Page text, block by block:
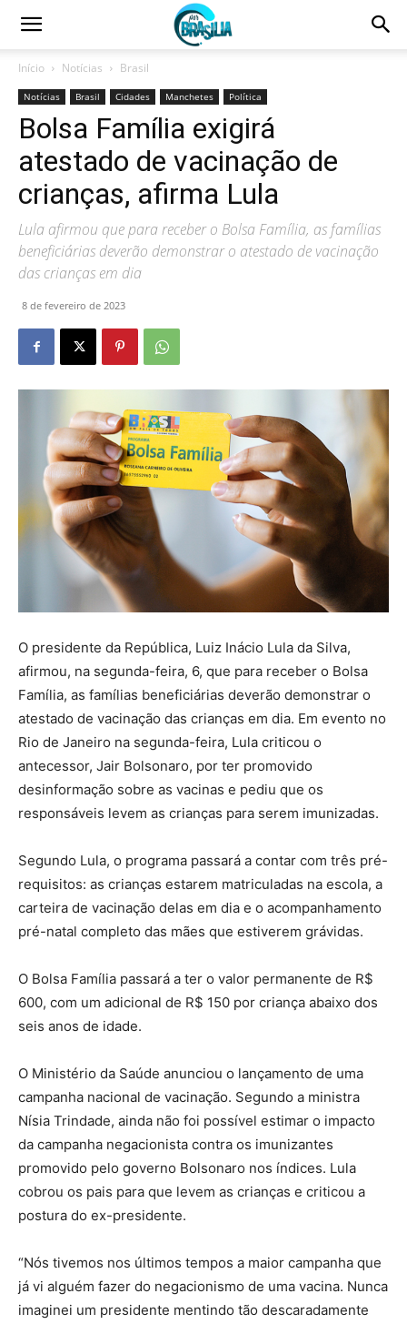
Início Notícias Brasil
Notícias Brasil Cidades Manchetes Política
Bolsa Família exigirá
atestado de vacinação de
crianças, afirma Lula
Lula afirmou que para receber o Bolsa Família, as famílias
beneficiárias deverão demonstrar o atestado de vacinação
das crianças em dia
8 de fevereiro de 2023
O presidente da República, Luiz Inácio Lula da Silva,
afirmou, na segunda-feira, 6, que para receber o Bolsa
Família, as famílias beneficiárias deverão demonstrar o
atestado de vacinação das crianças em dia. Em evento no
Rio de Janeiro na segunda-feira, Lula criticou o
antecessor, Jair Bolsonaro, por ter promovido
desinformação sobre as vacinas e pediu que os
responsáveis levem as crianças para serem imunizadas.
Segundo Lula, o programa passará a contar com três pré-
requisitos: as crianças estarem matriculadas na escola, a
carteira de vacinação delas em dia e o acompanhamento
pré-natal completo das mães que estiverem grávidas.
O Bolsa Família passará a ter o valor permanente de R$
600, com um adicional de R$ 150 por criança abaixo dos
seis anos de idade.
O Ministério da Saúde anunciou o lançamento de uma
campanha nacional de vacinação. Segundo a ministra
Nísia Trindade, ainda não foi possível estimar o impacto
da campanha negacionista contra os imunizantes
promovido pelo governo Bolsonaro nos índices. Lula
cobrou os pais para que levem as crianças e criticou a
postura do ex-presidente.
“Nós tivemos nos últimos tempos a maior campanha que
já vi alguém fazer do negacionismo de uma vacina. Nunca
imaginei um presidente mentindo tão descaradamente